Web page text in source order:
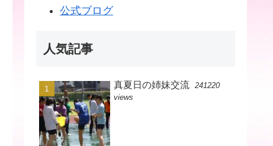
公式ブログ
人気記事
真夏日の姉妹交流 241220
views